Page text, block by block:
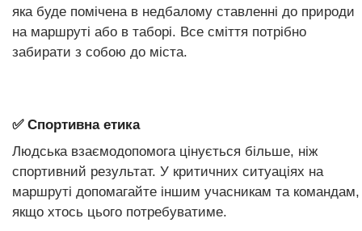
яка буде помічена в недбалому ставленні до природи
на маршруті або в таборі. Все сміття потрібно
забирати з собою до міста.
✅ Спортивна етика
Людська взаємодопомога цінується більше, ніж
спортивний результат. У критичних ситуаціях на
маршруті допомагайте іншим учасникам та командам,
якщо хтось цього потребуватиме.